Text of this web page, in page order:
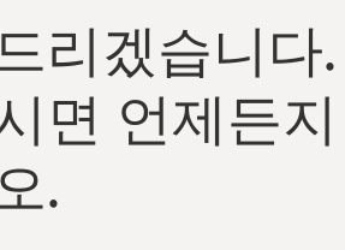
리겠습니다
면 언제든
.